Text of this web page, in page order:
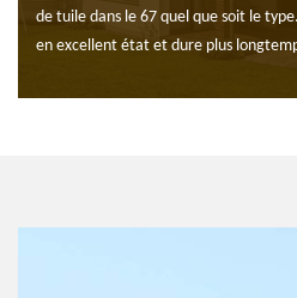
de tuile dans le 67 quel que soit le
en excellent état et dure plus